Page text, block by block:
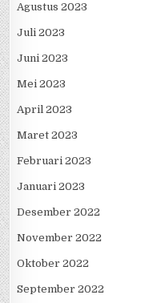
Agustus 2023
Juli 2023
Juni 2023
Mei 2023
April 2023
Maret 2023
Februari 2023
Januari 2023
Desember 2022
November 2022
Oktober 2022
September 2022